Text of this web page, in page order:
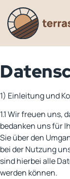
1) Einleitung und
1.1 Wir freuen uns,
bedanken uns für
Sie über den
bei der Nutzung
sind hierbei alle
werden können.